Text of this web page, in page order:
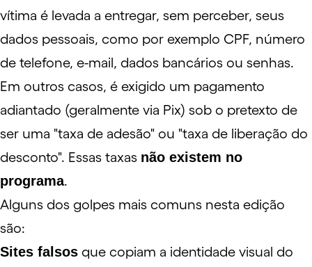
vítima é levada a entregar, sem perceber, seus
dados pessoais, como por exemplo CPF, número
de telefone, e-mail, dados bancários ou senhas.
Em outros casos, é exigido um pagamento
adiantado (geralmente via Pix) sob o pretexto de
ser uma "taxa de adesão" ou "taxa de liberação do
desconto". Essas taxas não existem no
programa.
Alguns dos golpes mais comuns nesta edição
são:
Sites falsos que copiam a identidade visual do